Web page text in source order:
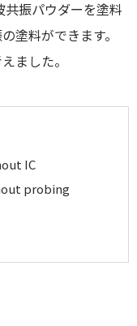
振パウダーを塗料
塗料ができます。
ました。
IC
probing